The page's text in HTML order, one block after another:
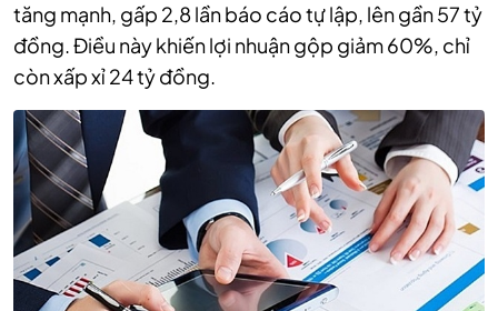
tăng mạnh, gấp 2,8 lần báo cáo tự lập, lên gần 57 tỷ
đồng. Điều này khiến lợi nhuận gộp giảm 60%, chỉ
còn xấp xỉ 24 tỷ đồng.